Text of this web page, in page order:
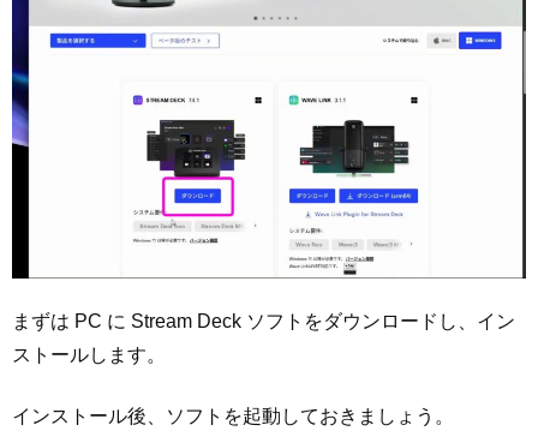
まずは PC に Stream Deck ソフトをダウンロードし、イン
ストールします。
インストール後、ソフトを起動しておきましょう。